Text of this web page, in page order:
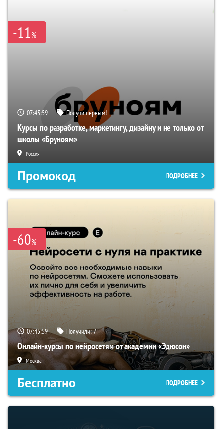
-11%
07:45:58 Получи первым!
Курсы по разработке, маркетингу, дизайну и не только от
школы «Бруноям»
Россия
Промокод ПОДРОБНЕЕ
-60%
07:45:58 Получили:7
Онлайн-курсы по нейросетям от академии «Эдюсон»
Москва
Бесплатно ПОДРОБНЕЕ